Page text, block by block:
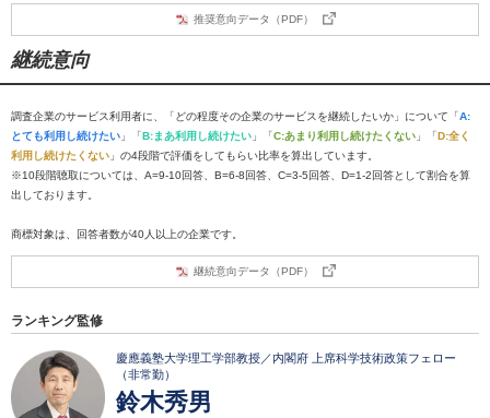
推奨意向データ（PDF）
継続意向
調査企業のサービス利用者に、「どの程度その企業のサービスを継続したいか」について「A:
とても利用し続けたい 」「B:まあ利用し続けたい 」「C:あまり利用し続けたくない 」「D:全く
利用し続けたくない 」の4段階で評価をしてもらい比率を算出しています。
※10段階聴取については、A=9-10回答、B=6-8回答、C=3-5回答、D=1-2回答として割合を算
出しております。
商標対象は、回答者数が40人以上の企業です。
継続意向データ（PDF）
ランキング監修
慶應義塾大学理工学部教授／内閣府 上席科学技術政策フェロー
（非常勤）
鈴木秀男